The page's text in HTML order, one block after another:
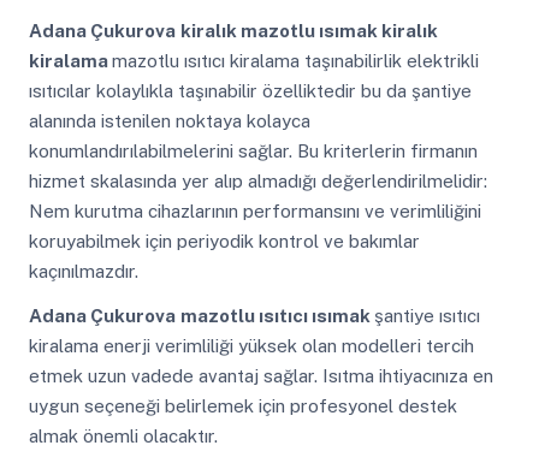
Adana Çukurova kiralık mazotlu ısımak kiralık
kiralamamazotlu ısıtıcı kiralama taşınabilirlik elektrikli
ısıtıcılar kolaylıkla taşınabilir özelliktedir bu da şantiye
alanında istenilen noktaya kolayca
konumlandırılabilmelerini sağlar. Bu kriterlerin firmanın
hizmet skalasında yer alıp almadığı değerlendirilmelidir:
Nem kurutma cihazlarının performansını ve verimliliğini
koruyabilmek için periyodik kontrol ve bakımlar
kaçınılmazdır.
Adana Çukurova mazotlu ısıtıcı ısımak şantiye ısıtıcı
kiralama enerji verimliliği yüksek olan modelleri tercih
etmek uzun vadede avantaj sağlar. Isıtma ihtiyacınıza en
uygun seçeneği belirlemek için profesyonel destek
almak önemli olacaktır.